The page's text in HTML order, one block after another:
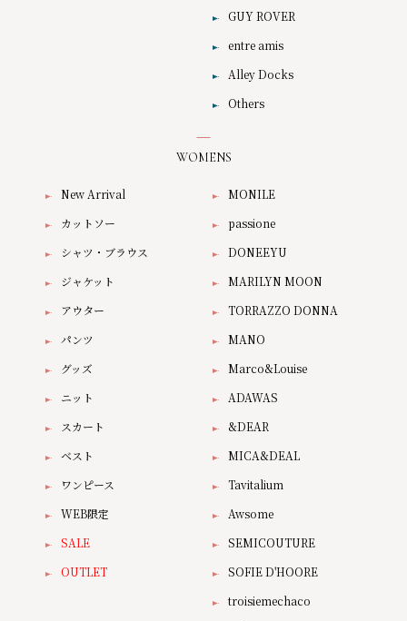
GUY ROVER
entre amis
Alley Docks
Others
WOMENS
New Arrival
カットソー
シャツ・ブラウス
ジャケット
アウター
パンツ
グッズ
ニット
スカート
ベスト
ワンピース
WEB限定
SALE
OUTLET
MONILE
passione
DONEEYU
MARILYN MOON
TORRAZZO DONNA
MANO
Marco&Louise
ADAWAS
&DEAR
MICA&DEAL
Tavitalium
Awsome
SEMICOUTURE
SOFIE D'HOORE
troisiemechaco